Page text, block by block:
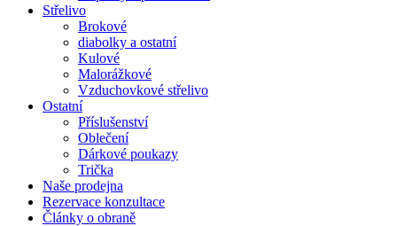
Střelivo
Brokové
diabolky a ostatní
Kulové
Malorážkové
Vzduchovkové střelivo
Ostatní
Příslušenství
Oblečení
Dárkové poukazy
Trička
Naše prodejna
Rezervace konzultace
Články o obraně